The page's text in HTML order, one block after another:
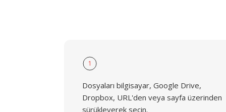
1
Dosyaları bilgisayar, Google Drive,
Dropbox, URL'den veya sayfa üzerinden
sürükleyerek seçin.